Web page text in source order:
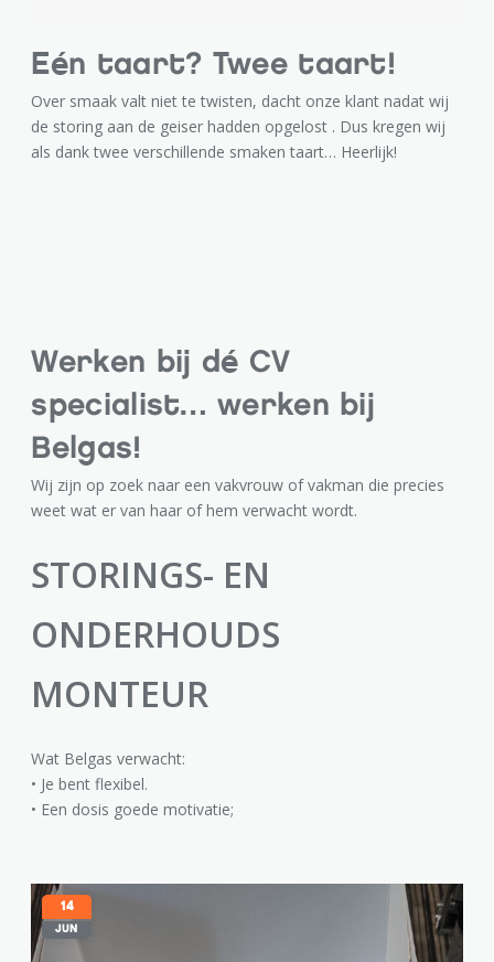
Eén taart? Twee taart!
Over smaak valt niet te twisten, dacht onze klant nadat wij
de storing aan de geiser hadden opgelost . Dus kregen wij
als dank twee verschillende smaken taart… Heerlijk!
Werken bij dé CV
specialist… werken bij
Belgas!
Wij zijn op zoek naar een vakvrouw of vakman die precies
weet wat er van haar of hem verwacht wordt.
STORINGS- EN
ONDERHOUDS
MONTEUR
Wat Belgas verwacht:
• Je bent flexibel.
• Een dosis goede motivatie;
• vakmanschap Co certificering (voorkeur);
• Relevante ervaring in de installatietechniek;
• Beheersing van de Nederlandse taal;
14
JUN